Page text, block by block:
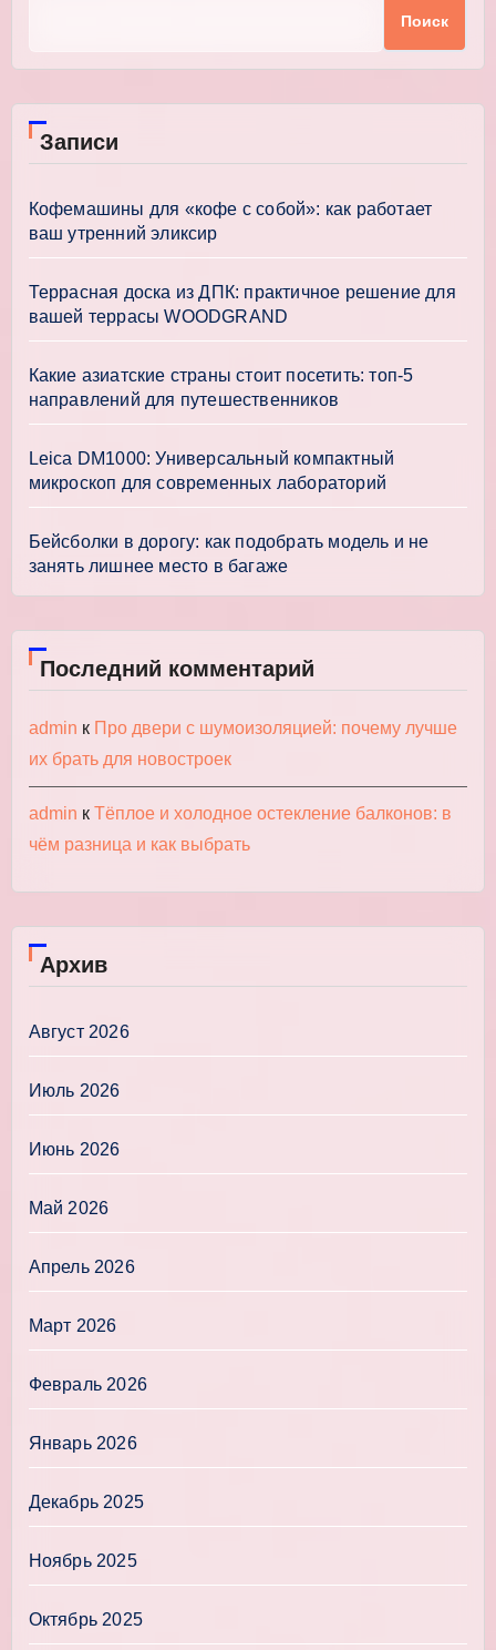
Поиск
Записи
Кофемашины для «кофе с собой»: как работает
ваш утренний эликсир
Террасная доска из ДПК: практичное решение для
вашей террасы WOODGRAND
Какие азиатские страны стоит посетить: топ-5
направлений для путешественников
Leica DM1000: Универсальный компактный
микроскоп для современных лабораторий
Бейсболки в дорогу: как подобрать модель и не
занять лишнее место в багаже
Последний комментарий
admin к Про двери с шумоизоляцией: почему лучше
их брать для новостроек
admin к Тёплое и холодное остекление балконов: в
чём разница и как выбрать
Архив
Август 2026
Июль 2026
Июнь 2026
Май 2026
Апрель 2026
Март 2026
Февраль 2026
Январь 2026
Декабрь 2025
Ноябрь 2025
Октябрь 2025